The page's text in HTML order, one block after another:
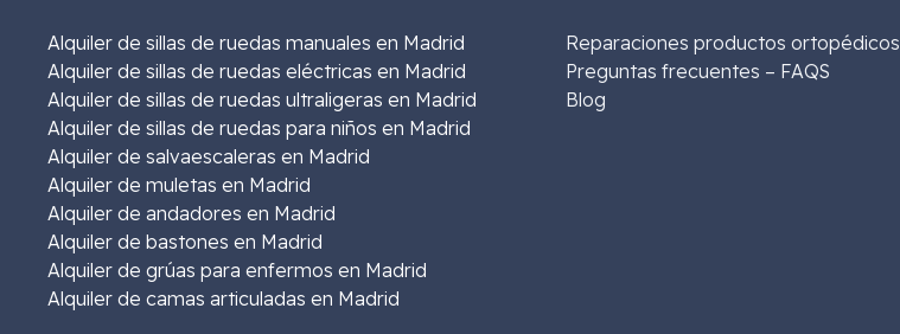
Alquiler de sillas de ruedas manuales en Madrid
Alquiler de sillas de ruedas eléctricas en Madrid
Alquiler de sillas de ruedas ultraligeras en Madrid
Alquiler de sillas de ruedas para niños en Madrid
Alquiler de salvaescaleras en Madrid
Alquiler de muletas en Madrid
Alquiler de andadores en Madrid
Alquiler de bastones en Madrid
Alquiler de grúas para enfermos en Madrid
Alquiler de camas articuladas en Madrid
Reparaciones productos ortopédicos
Preguntas frecuentes – FAQS
Blog